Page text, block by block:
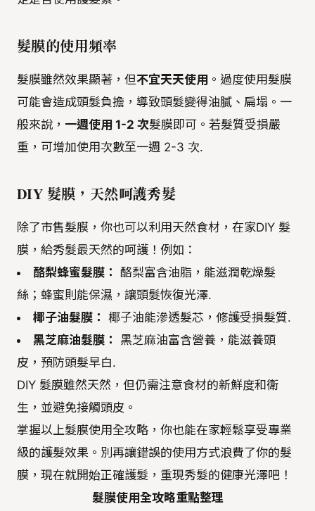
髮膜的使用頻率
髮膜雖然效果顯著，但不宜天天使用 。過度使用髮膜
可能會造成頭髮負擔，導致頭髮變得油膩、扁塌。一
般來說， 一週使用 1-2 次髮膜即可。若髮質受損嚴
重，可增加使用次數至一週 2-3 次.
DIY 髮膜，天然呵護秀髮
除了市售髮膜，你也可以利用天然食材，在家DIY 髮
膜，給秀髮最天然的呵護！例如：
酪梨蜂蜜髮膜： 酪梨富含油脂，能滋潤乾燥髮
絲；蜂蜜則能保濕，讓頭髮恢復光澤.
椰子油髮膜： 椰子油能滲透髮芯，修護受損髮質.
黑芝麻油髮膜：
黑芝麻油富含營養，能滋養頭
皮，預防頭髮早白.
DIY 髮膜雖然天然，但仍需注意食材的新鮮度和衛
生，並避免接觸頭皮。
掌握以上髮膜使用全攻略，你也能在家輕鬆享受專業
級的護髮效果。別再讓錯誤的使用方式浪費了你的髮
膜，現在就開始正確護髮，重現秀髮的健康光澤吧！
髮膜使用全攻略重點整理